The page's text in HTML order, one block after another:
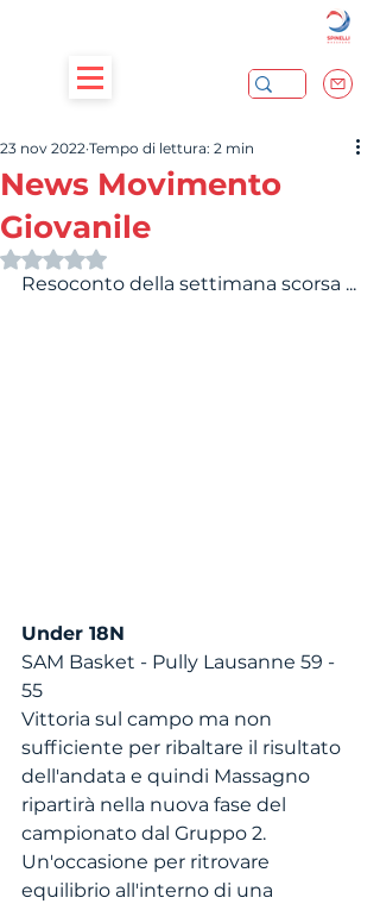
News Movimento
Giovanile
23 nov 2022 Tempo di lettura: 2 min
Valutazione NaN stelle su 5.
Resoconto della settimana scorsa ...
Under 18N
SAM Basket - Pully Lausanne 59 -
55
Vittoria sul campo ma non
sufficiente per ribaltare il risultato
dell'andata e quindi Massagno
ripartirà nella nuova fase del
campionato dal Gruppo 2.
Un'occasione per ritrovare
equilibrio all'interno di una